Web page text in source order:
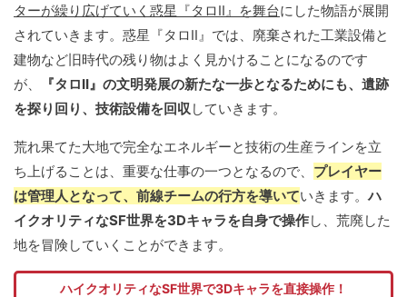
ターが繰り広げていく惑星『タロII』を舞台にした物語が展開
されていきます。惑星『タロII』では、廃棄された工業設備と
建物など旧時代の残り物はよく見かけることになるのです
が、
『タロII』の文明発展の新たな一歩となるためにも、遺跡
を探り回り、技術設備を回収していきます。
荒れ果てた大地で完全なエネルギーと技術の生産ラインを立
ち上げることは、重要な仕事の一つとなるので、 プレイヤー
は管理人となって、前線チームの行方を導いていきます。ハ
イクオリティなSF世界を3Dキャラを自身で操作し、荒廃した
地を冒険していくことができます。
ハイクオリティなSF世界で3Dキャラを直接操作！